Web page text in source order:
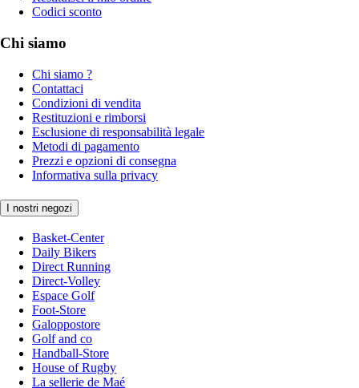
Codici sconto
Chi siamo
Chi siamo ?
Contattaci
Condizioni di vendita
Restituzioni e rimborsi
Esclusione di responsabilità legale
Metodi di pagamento
Prezzi e opzioni di consegna
Informativa sulla privacy
I nostri negozi
Basket-Center
Daily Bikers
Direct Running
Direct-Volley
Espace Golf
Foot-Store
Galoppostore
Golf and co
Handball-Store
House of Rugby
La sellerie de Maé